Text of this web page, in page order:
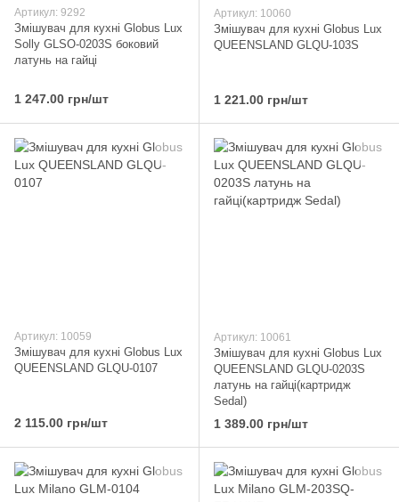
Артикул: 9292
Змішувач для кухні Globus Lux
Solly GLSO-0203S боковий
латунь на гайці
1 247.00 грн/шт
Артикул: 10060
Змішувач для кухні Globus Lux
QUEENSLAND GLQU-103S
1 221.00 грн/шт
Артикул: 10059
Змішувач для кухні Globus Lux
QUEENSLAND GLQU-0107
2 115.00 грн/шт
Артикул: 10061
Змішувач для кухні Globus Lux
QUEENSLAND GLQU-0203S
латунь на гайці(картридж
Sedal)
1 389.00 грн/шт